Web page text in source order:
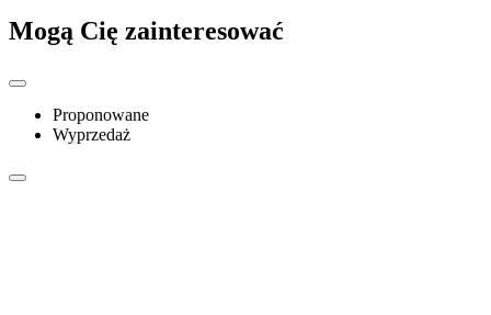
Mogą Cię zainteresować
Proponowane
Wyprzedaż